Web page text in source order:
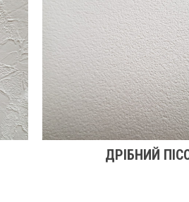
ДРІБНИЙ